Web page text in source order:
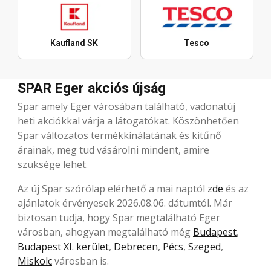
Kaufland SK Tesco
SPAR Eger akciós újság
Spar amely Eger városában található, vadonatúj
heti akciókkal várja a látogatókat. Köszönhetően
Spar változatos termékkínálatának és kitűnő
árainak, meg tud vásárolni mindent, amire
szüksége lehet.
Az új Spar szórólap elérhető a mai naptól zde és az
ajánlatok érvényesek 2026.08.06. dátumtól. Már
biztosan tudja, hogy Spar megtalálható Eger
városban, ahogyan megtalálható még Budapest,
Budapest XI. kerület, Debrecen, Pécs, Szeged,
Miskolcvárosban is.